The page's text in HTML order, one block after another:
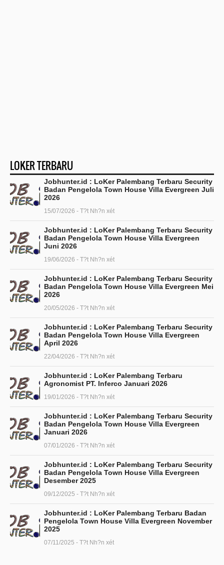
LOKER TERBARU
Jobhunter.id : LoKer Palembang Terbaru Security
Badan Pengelola Town House Villa Evergreen Juli
2026
15/07/2026 - T?t Nh?n xét
Jobhunter.id : LoKer Palembang Terbaru Security
Badan Pengelola Town House Villa Evergreen
Juni 2026
19/06/2026 - T?t Nh?n xét
Jobhunter.id : LoKer Palembang Terbaru Security
Badan Pengelola Town House Villa Evergreen Mei
2026
20/05/2026 - T?t Nh?n xét
Jobhunter.id : LoKer Palembang Terbaru Security
Badan Pengelola Town House Villa Evergreen
April 2026
22/04/2026 - T?t Nh?n xét
Jobhunter.id : LoKer Palembang Terbaru
Agronomist PT. Inferco Januari 2026
19/01/2026 - T?t Nh?n xét
Jobhunter.id : LoKer Palembang Terbaru Security
Badan Pengelola Town House Villa Evergreen
Januari 2026
07/01/2026 - T?t Nh?n xét
Jobhunter.id : LoKer Palembang Terbaru Security
Badan Pengelola Town House Villa Evergreen
Desember 2025
09/12/2025 - T?t Nh?n xét
Jobhunter.id : LoKer Palembang Terbaru Badan
Pengelola Town House Villa Evergreen November
2025
07/11/2025 - T?t Nh?n xét